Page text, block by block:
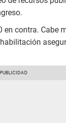
contra. Cabe